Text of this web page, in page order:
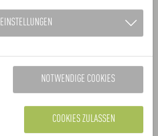
EINSTELLUNGEN
NOTWENDIGE COOKIES
COOKIES ZULASSEN